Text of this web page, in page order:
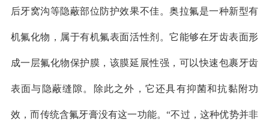
后牙窝沟等隐蔽部位防护效果不佳。奥拉氟是一种新型有
机氟化物，属于有机氟表面活性剂。它能够在牙齿表面形
成一层氟化物保护膜，该膜延展性强，可以快速包裹牙齿
表面与隐蔽缝隙。除此之外，它还具有抑菌和抗黏附功
效，而传统含氟牙膏没有这一功能。“不过，这种优势并非